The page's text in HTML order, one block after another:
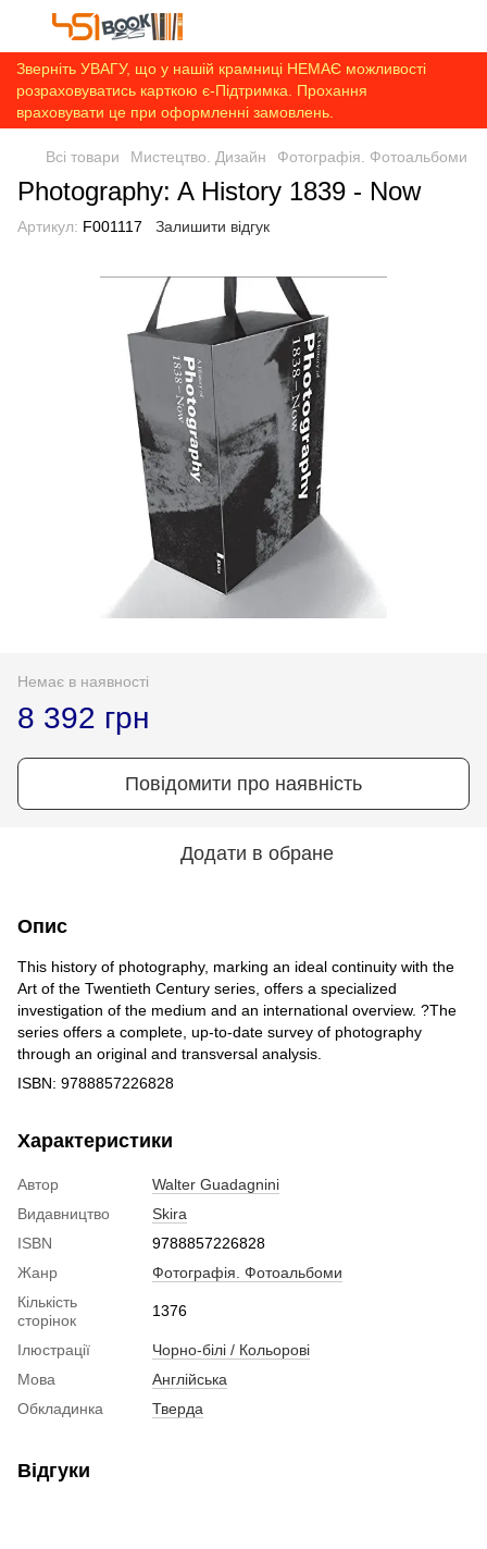
Зверніть УВАГУ, що у нашій крамниці НЕМАЄ можливості
розраховуватись карткою є-Підтримка. Прохання
враховувати це при оформленні замовлень.
Всі товари Мистецтво. Дизайн Фотографія. Фотоальбоми
Photography: A History 1839 - Now
Артикул: F001117 Залишити відгук
Немає в наявності
8 392 грн
Повідомити про наявність
Додати в обране
Опис
This history of photography, marking an ideal continuity with the
Art of the Twentieth Century series, offers a specialized
investigation of the medium and an international overview. ?The
series offers a complete, up-to-date survey of photography
through an original and transversal analysis.
ISBN: 9788857226828
Характеристики
Автор
Walter Guadagnini
Видавництво
Skira
ISBN
9788857226828
Жанр
Фотографія. Фотоальбоми
Кількість
сторінок
1376
Ілюстрації
Чорно-білі / Кольорові
Мова
Англійська
Обкладинка
Тверда
Відгуки